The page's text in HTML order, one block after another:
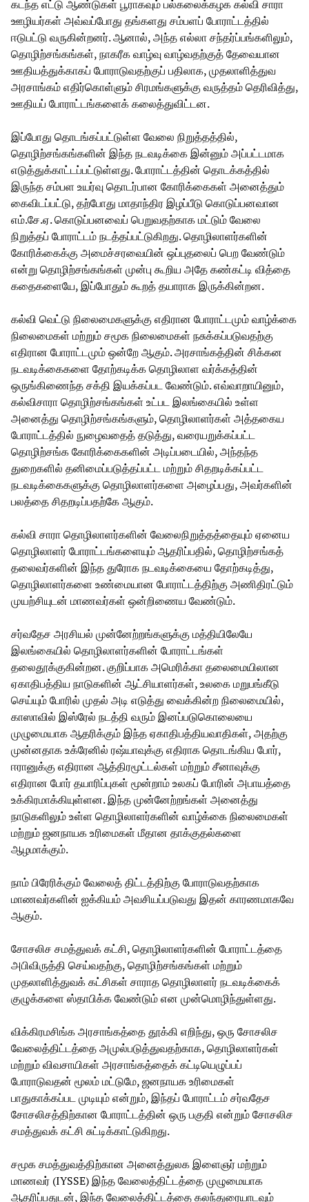
கடந்த எட்டு ஆண்டுகள் பூராகவும் பல்கலைக்கழக கல்வி சாரா
ஊழியர்கள் அவ்வப்போது தங்களது சம்பளப் போராட்டத்தில்
ஈடுபட்டு வருகின்றனர். ஆனால், அந்த எல்லா சந்தர்ப்பங்களிலும்,
தொழிற்சங்கங்கள், நாகரீக வாழ்வு வாழ்வதற்குத் தேவையான
ஊதியத்துக்காகப் போராடுவதற்குப் பதிலாக, முதலாளித்துவ
அரசாங்கம் எதிர்கொள்ளும் சிரமங்களுக்கு வருத்தம் தெரிவித்து,
ஊதியப் போராட்டங்களைக் கலைத்துவிட்டன.
இப்போது தொடங்கப்பட்டுள்ள வேலை நிறுத்தத்தில்,
தொழிற்சங்கங்களின் இந்த நடவடிக்கை இன்னும் அப்பட்டமாக
எடுத்துக்காட்டப்பட்டுள்ளது. போராட்டத்தின் தொடக்கத்தில்
இருந்த சம்பள உயர்வு தொடர்பான கோரிக்கைகள் அனைத்தும்
கைவிடப்பட்டு, தற்போது மாதாந்திர இழப்பீடு கொடுப்பனவான
எம்.சே.ஏ. கொடுப்பனவைப் பெறுவதற்காக மட்டும் வேலை
நிறுத்தப் போராட்டம் நடத்தப்பட்டுகிறது. தொழிலாளர்களின்
கோரிக்கைக்கு அமைச்சரவையின் ஒப்புதலைப் பெற வேண்டும்
என்று தொழிற்சங்கங்கள் முன்பு கூறிய அதே கண்கட்டி வித்தை
கதைகளையே, இப்போதும் கூறத் தயாராக இருக்கின்றன.
கல்வி வெட்டு நிலைமைகளுக்கு எதிரான போராட்டமும் வாழ்க்கை
நிலைமைகள் மற்றும் சமூக நிலைமைகள் நசுக்கப்படுவதற்கு
எதிரான போராட்டமும் ஒன்றே ஆகும். அரசாங்கத்தின் சிக்கன
நடவடிக்கைகளை தோற்கடிக்க தொழிலாள வர்க்கத்தின்
ஒருங்கிணைந்த சக்தி இயக்கப்பட வேண்டும். எவ்வாறாயினும்,
கல்விசாரா தொழிற்சங்கங்கள் உட்பட இலங்கையில் உள்ள
அனைத்து தொழிற்சங்கங்களும், தொழிலாளர்கள் அத்தகைய
போராட்டத்தில் நுழைவதைத் தடுத்து, வரையறுக்கப்பட்ட
தொழிற்சங்க கோரிக்கைகளின் அடிப்படையில், அந்தந்த
துறைகளில் தனிமைப்படுத்தப்பட்ட மற்றும் சிதறடிக்கப்பட்ட
நடவடிக்கைகளுக்கு தொழிலாளர்களை அழைப்பது, அவர்களின்
பலத்தை சிதறடிப்பதற்கே ஆகும்.
கல்வி சாரா தொழிலாளர்களின் வேலைநிறுத்தத்தையும் ஏனைய
தொழிலாளர் போராட்டங்களையும் ஆதரிப்பதில், தொழிற்சங்கத்
தலைவர்களின் இந்த துரோக நடவடிக்கையை தோற்கடித்து,
தொழிலாளர்களை உண்மையான போராட்டத்திற்கு அணிதிரட்டும்
முயற்சியுடன் மாணவர்கள் ஒன்றிணைய வேண்டும்.
சர்வதேச அரசியல் முன்னேற்றங்களுக்கு மத்தியிலேயே
இலங்கையில் தொழிலாளர்களின் போராட்டங்கள்
தலைதூக்குகின்றன. குறிப்பாக அமெரிக்கா தலைமையிலான
ஏகாதிபத்திய நாடுகளின் ஆட்சியாளர்கள், உலகை மறுபங்கீடு
செய்யும் போரில் முதல் அடி எடுத்து வைக்கின்ற நிலைமையில்,
காஸாவில் இஸ்ரேல் நடத்தி வரும் இனப்படுகொலையை
முழுமையாக ஆதரிக்கும் இந்த ஏகாதிபத்தியவாதிகள், அதற்கு
முன்னதாக உக்ரேனில் ரஷ்யாவுக்கு எதிராக தொடங்கிய போர்,
ஈரானுக்கு எதிரான ஆத்திரமூட்டல்கள் மற்றும் சீனாவுக்கு
எதிரான போர் தயாரிப்புகள் மூன்றாம் உலகப் போரின் அபாயத்தை
உக்கிரமாக்கியுள்ளன. இந்த முன்னேற்றங்கள் அனைத்து
நாடுகளிலும் உள்ள தொழிலாளர்களின் வாழ்க்கை நிலைமைகள்
மற்றும் ஜனநாயக உரிமைகள் மீதான தாக்குதல்களை
ஆழமாக்கும்.
நாம் பிரேரிக்கும் வேலைத் திட்டத்திற்கு போராடுவதற்காக
மாணவர்களின் ஐக்கியம் அவசியப்படுவது இதன் காரணமாகவே
ஆகும்.
சோசலிச சமத்துவக் கட்சி, தொழிலாளர்களின் போராட்டத்தை
அபிவிருத்தி செய்வதற்கு, தொழிற்சங்கங்கள் மற்றும்
முதலாளித்துவக் கட்சிகள் சாராத தொழிலாளர் நடவடிக்கைக்
குழுக்களை ஸ்தாபிக்க வேண்டும் என முன்மொழிந்துள்ளது.
விக்கிரமசிங்க அரசாங்கத்தை தூக்கி எறிந்து, ஒரு சோசலிச
வேலைத்திட்டத்தை அமுல்படுத்துவதற்காக, தொழிலாளர்கள்
மற்றும் விவசாயிகள் அரசாங்கத்தைக் கட்டியெழுப்பப்
போராடுவதன் மூலம் மட்டுமே, ஜனநாயக உரிமைகள்
பாதுகாக்கப்பட முடியும் என்றும், இந்தப் போராட்டம் சர்வதேச
சோசலிசத்திற்கான போராட்டத்தின் ஒரு பகுதி என்றும் சோசலிச
சமத்துவக் கட்சி சுட்டிக்காட்டுகிறது.
சமூக சமத்துவத்திற்கான அனைத்துலக இளைஞர் மற்றும்
மாணவர் (IYSSE) இந்த வேலைத்திட்டத்தை முழுமையாக
ஆதரிப்பதுடன், இந்த வேலைத்திட்டத்தை கலந்துரையாடவும்